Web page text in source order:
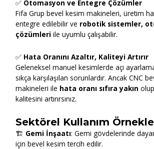
✅ Otomasyon ve Entegre Çözümler
Fifa Grup bevel kesim makineleri, üretim
entegre edilebilir ve robotik sistemler,
çözümleri ile uyumlu çalışabilir.
✅ Hata Oranını Azaltır, Kaliteyi Artırır
Geleneksel manuel kesimlerde açı
sıkça karşılaşılan sorunlardır. Ancak CNC
makineleri ile hata oranı sıfıra yakın
kalitesini artırırsınız.
Sektörel Kullanım
🏗 Gemi İnşaatı: Gemi gövdelerinde
için bevel kesim tercih edilir.